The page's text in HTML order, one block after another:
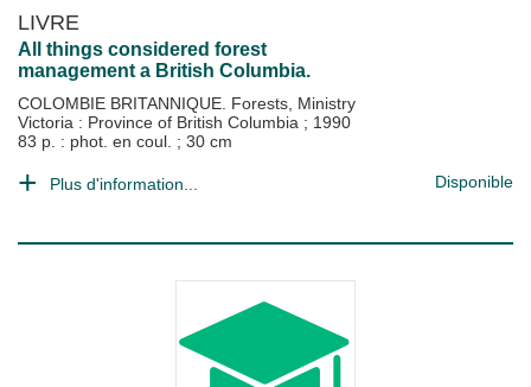
LIVRE
All things considered forest
management a British Columbia.
COLOMBIE BRITANNIQUE. Forests, Ministry
Victoria : Province of British Columbia ; 1990
83 p. : phot. en coul. ; 30 cm
Plus d'information... Disponible